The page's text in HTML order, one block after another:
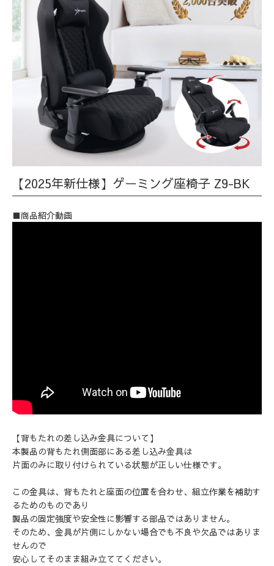
【2025年新仕様】ゲーミング座椅子 Z9-BK
■商品紹介動画
【背もたれの差し込み金具について】
本製品の背もたれ側面部にある差し込み金具は
片面のみに取り付けられている状態が正しい仕様です。
この金具は、背もたれと座面の位置を合わせ、組立作業を補助す
るためのものであり
製品の固定強度や安全性に影響する部品ではありません。
そのため、金具が片側にしかない場合でも不良や欠品ではありま
せんので
安心してそのまま組み立ててください。